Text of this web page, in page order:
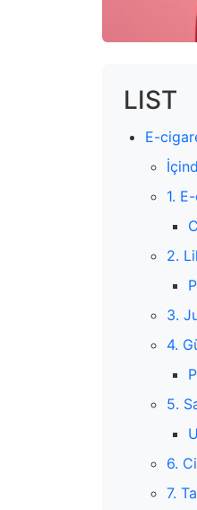
LIST
E-
1.
2.
3.
4.
5.
6.
7.